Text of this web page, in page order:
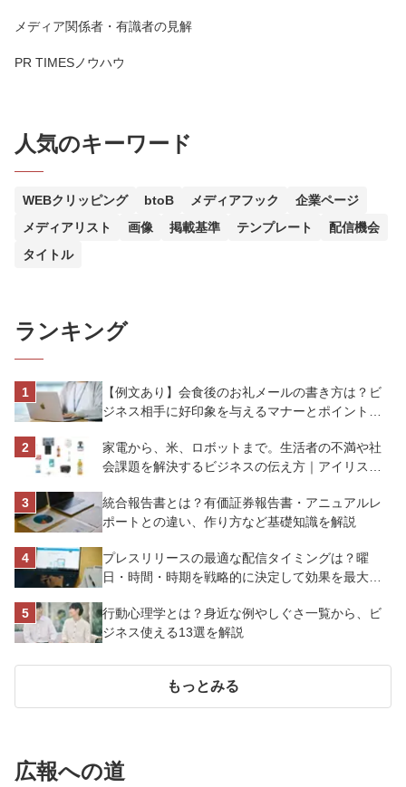
メディア関係者・有識者の見解
PR TIMESノウハウ
人気のキーワード
WEBクリッピング btoB メディアフック
企業ページ
メディアリスト
画像 掲載基準 テンプレート
配信機会
タイトル
ランキング
【例文あり】会食後のお礼メールの書き方は？ビ
ジネス相手に好印象を与えるマナーとポイントを
家電から、米、ロボットまで。生活者の不満や社
会課題を解決するビジネスの伝え方｜アイリスオ
統合報告書とは？有価証券報告書・アニュアルレ
ポートとの違い、作り方など基礎知識を解説
プレスリリースの最適な配信タイミングは？曜
日・時間・時期を戦略的に決定して効果を最大化
行動心理学とは？身近な例やしぐさ一覧から、ビ
ジネス使える13選を解説
もっとみる
広報への道